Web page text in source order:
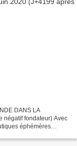
DANS LA
négatif fondateur) Avec
éphémères